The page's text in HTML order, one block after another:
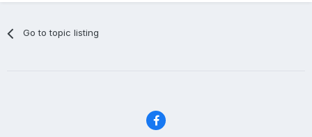
Go to topic listing